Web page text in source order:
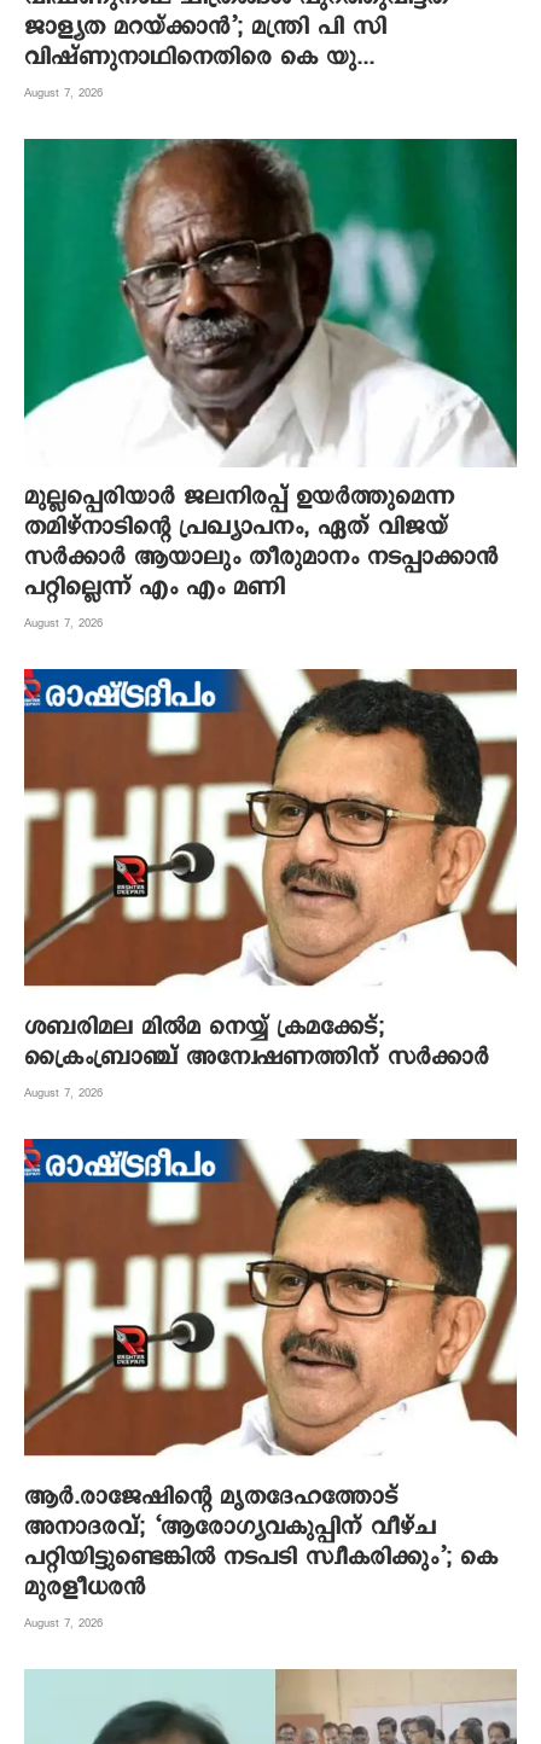
ജാള്യത മറയ്ക്കാൻ’; മന്ത്രി പി സി
വിഷ്ണുനാഥിനെതിരെ കെ യു...
August 7, 2026
മുല്ലപ്പെരിയാർ ജലനിരപ്പ് ഉയർത്തുമെന്ന
തമിഴ്നാടിന്റെ പ്രഖ്യാപനം, ഏത് വിജയ്
സർക്കാർ ആയാലും തീരുമാനം നടപ്പാക്കാൻ
പറ്റില്ലെന്ന് എം എം മണി
August 7, 2026
ശബരിമല മില്‍മ നെയ്യ് ക്രമക്കേട്;
ക്രൈംബ്രാഞ്ച് അന്വേഷണത്തിന് സര്‍ക്കാര്‍
August 7, 2026
ആര്‍.രാജേഷിന്റെ മൃതദേഹത്തോട്
അനാദരവ്; ‘ആരോഗ്യവകുപ്പിന് വീഴ്ച
പറ്റിയിട്ടുണ്ടെങ്കില്‍ നടപടി സ്വീകരിക്കും’; കെ
മുരളീധരന്‍
August 7, 2026